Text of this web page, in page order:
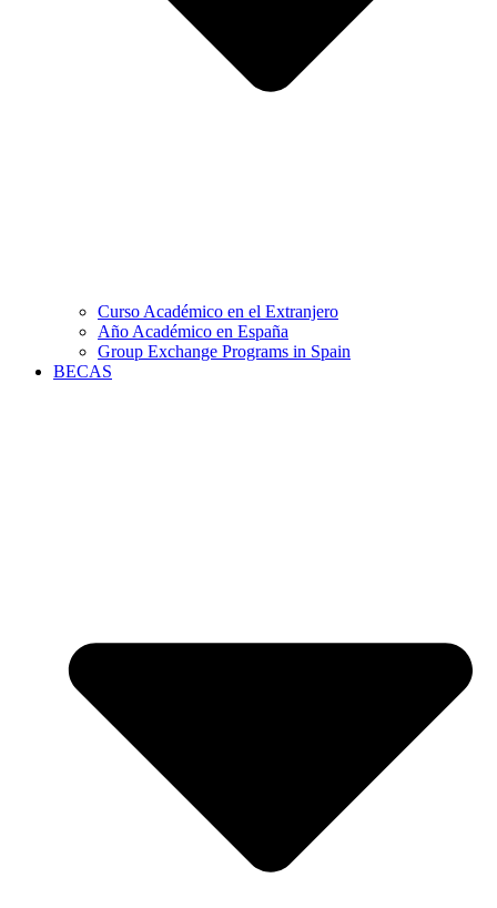
Curso Académico en el Extranjero
Año Académico en España
Group Exchange Programs in Spain
BECAS